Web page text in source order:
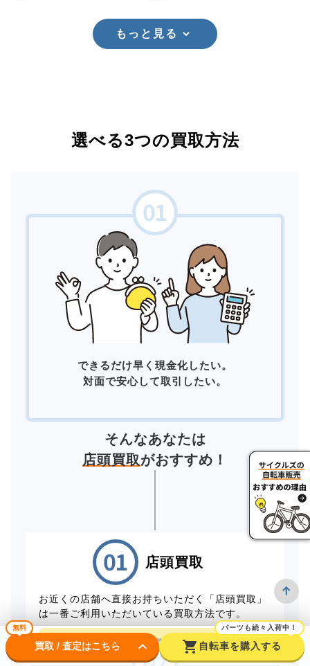
もっと見る
選べる3つの買取方法
できるだけ早く現金化したい。
対面で安心して取引したい。
そんなあなたは
店頭買取がおすすめ！
店頭買取
お近くの店舗へ直接お持ちいただく「店頭買取」
は一番ご利用いただいている買取方法です。
店頭買取予約はこちら
無料
買取 / 査定はこちら keyboard_arrow_down shopping_cart
パーツも続々入荷中！
自転車を購入する